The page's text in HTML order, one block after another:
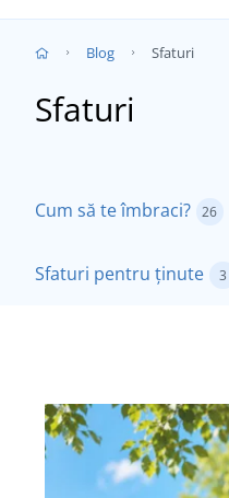
Blog Sfaturi
Sfaturi
Cum să te îmbraci? 26
Sfaturi pentru ținute 3